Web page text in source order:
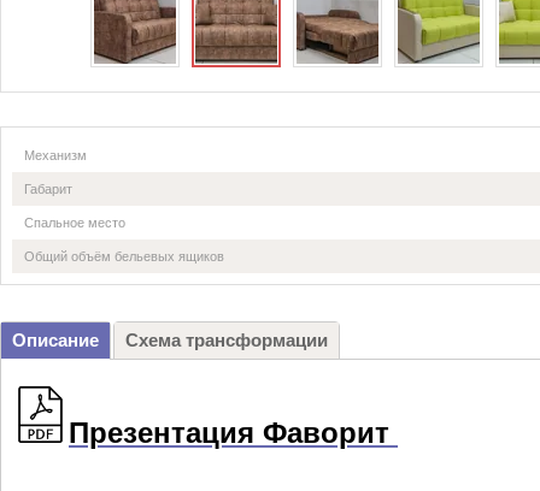
Механизм
Габарит
Спальное место
Общий объём бельевых ящиков
Описание Схема трансформации
Презентация Фаворит